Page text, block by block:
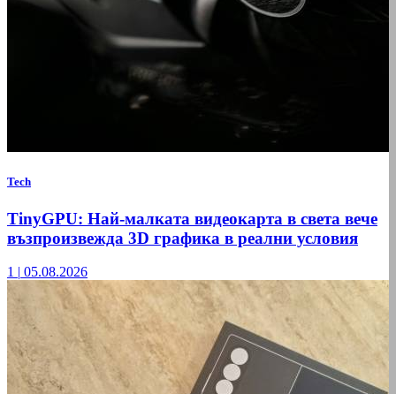
Tech
TinyGPU: Най-малката видеокарта в света вече
възпроизвежда 3D графика в реални условия
1 | 05.08.2026